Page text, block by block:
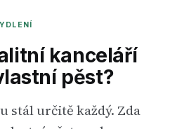
kanceláří
pěst?
stál určitě každý. Zda